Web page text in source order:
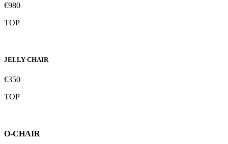
€980
TOP
JELLY CHAIR
€350
TOP
O-CHAIR